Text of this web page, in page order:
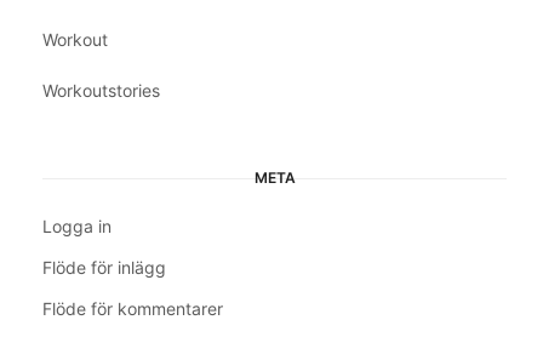
Workout
Workoutstories
META
Logga in
Flöde för inlägg
Flöde för kommentarer